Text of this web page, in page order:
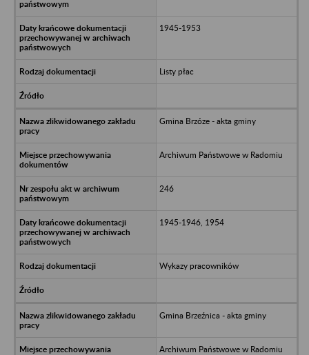
1945-1953
Listy płac
Gmina Brzóze - akta gminy
Archiwum Państwowe w Radomiu
246
1945-1946, 1954
Wykazy pracowników
Gmina Brzeźnica - akta gminy
Archiwum Państwowe w Radomiu